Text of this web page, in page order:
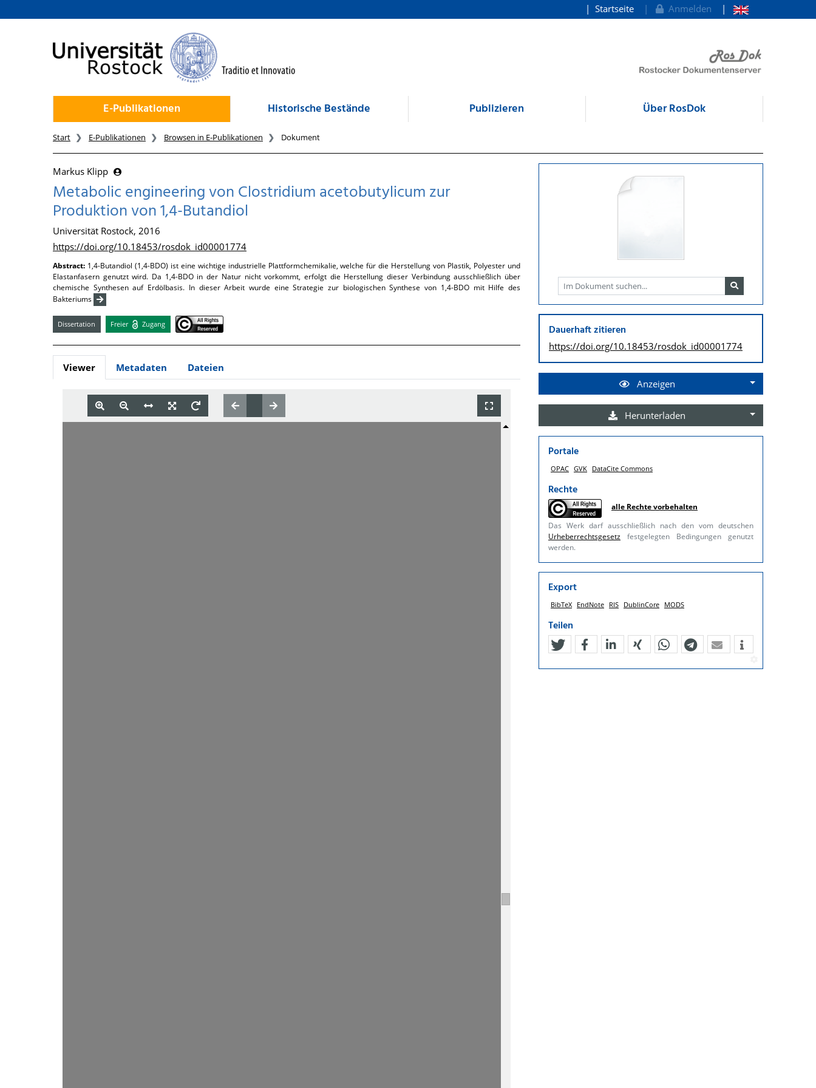
zum Inhalt
Startseite Anmelden
E-Publikationen Historische Bestände Publizieren Über RosDok
Start E-Publikationen Browsen in E-Publikationen Dokument
Markus Klipp
Metabolic engineering von Clostridium acetobutylicum zur
Produktion von 1,4-Butandiol
Universität Rostock, 2016
https://doi.org/10.18453/rosdok_id00001774
Abstract: 1,4-Butandiol (1,4-BDO) ist eine wichtige industrielle Plattformchemikalie, welche für die Herstellung von Plastik, Polyester und
Elastanfasern genutzt wird. Da 1,4-BDO in der Natur nicht vorkommt, erfolgt die Herstellung dieser Verbindung ausschließlich über
chemische Synthesen auf Erdölbasis. In dieser Arbeit wurde eine Strategie zur biologischen Synthese von 1,4-BDO mit Hilfe des
Bakteriums
Dissertation Freier Zugang
Viewer Metadaten Dateien
Dauerhaft zitieren
https://doi.org/10.18453/rosdok_id00001774
Anzeigen
Herunterladen
Portale
OPAC GVK DataCite Commons
Rechte
alle Rechte vorbehalten
Das Werk darf ausschließlich nach den vom deutschen
Urheberrechtsgesetz festgelegten Bedingungen genutzt
werden.
Export
BibTeX EndNote RIS DublinCore MODS
Teilen